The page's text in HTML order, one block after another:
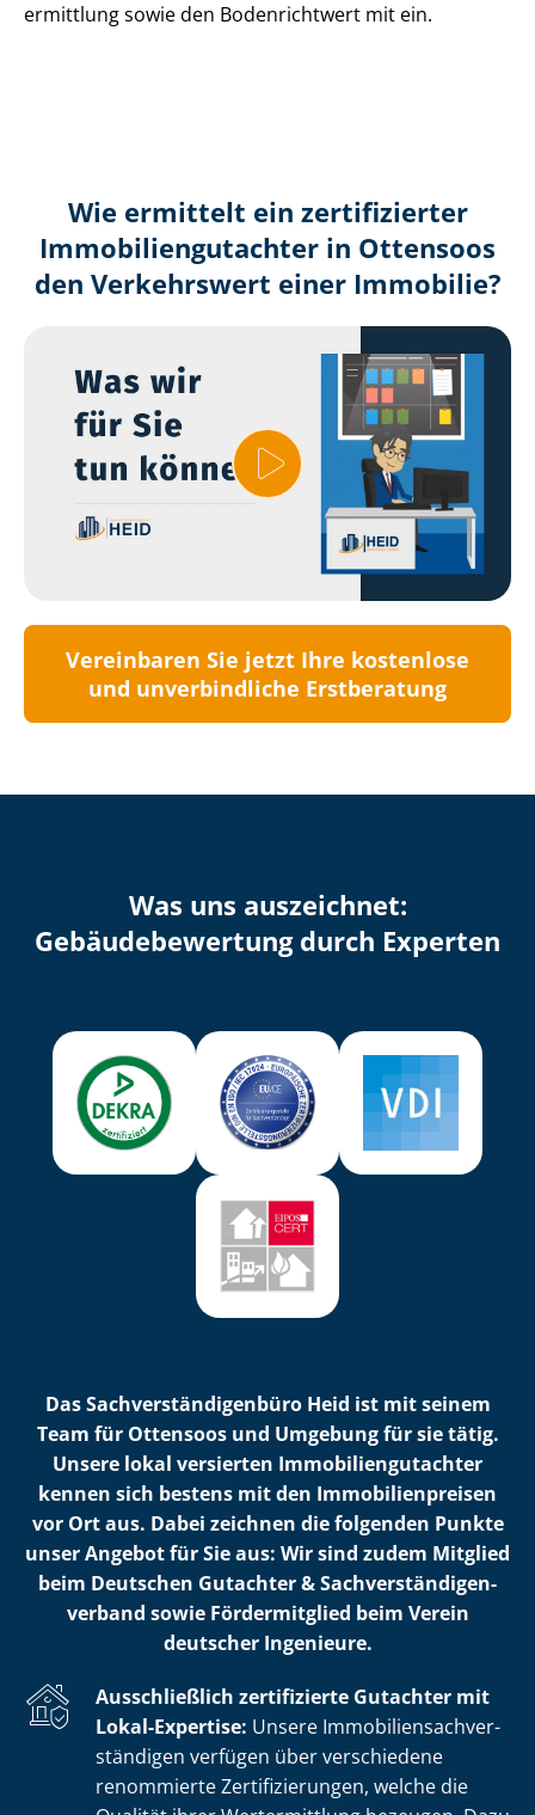
ermitt­lung sowie den Bodenrichtwert mit ein.
Wie ermittelt ein zertifizierter
Immobilien­gutachter in Ottensoos
den Verkehrswert einer Immobilie?
Vereinbaren Sie jetzt Ihre kostenlose
und unverbindliche Erstberatung
Was uns auszeichnet:
Ge­bäu­de­be­wer­tung durch Experten
Das Sach­ver­stän­di­gen­bü­ro Heid ist mit seinem
Team für Ottensoos und Umgebung für sie tätig.
Unsere lokal versierten Im­mo­bi­li­en­gut­ach­ter
kennen sich bestens mit den Im­mo­bi­li­en­prei­sen
vor Ort aus. Dabei zeichnen die folgenden Punkte
unser Angebot für Sie aus: Wir sind zudem Mitglied
beim Deutschen Gutachter & Sach­ver­stän­di­gen­
ver­band sowie Fördermitglied beim Verein
deutscher Ingenieure.
Ausschließlich zertifizierte Gutachter mit
Lokal-Expertise: Unsere Im­mo­bi­li­en­sach­ver­
stän­di­gen verfügen über verschiedene
renommierte Zer­ti­fi­zie­run­gen, welche die